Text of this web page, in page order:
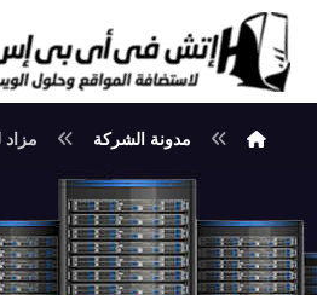
مدونة الشركة مزاد